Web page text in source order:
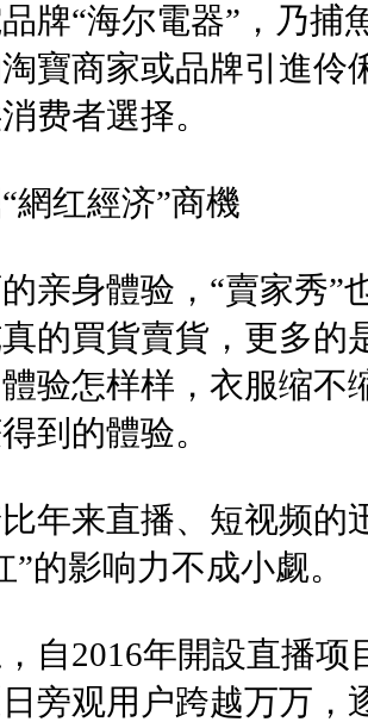
牌“海尔電器”，乃捕
寶商家或品牌引進伶
费者選择。
红經济”商機
亲身體验，“賣家秀
的買貨賣貨，更多的
验怎样样，衣服缩不
到的體验。
年来直播、短视频的
”的影响力不成小觑。
自2016年開設直播
旁观用户跨越万万，